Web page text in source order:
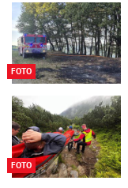
FOTO
FOTO